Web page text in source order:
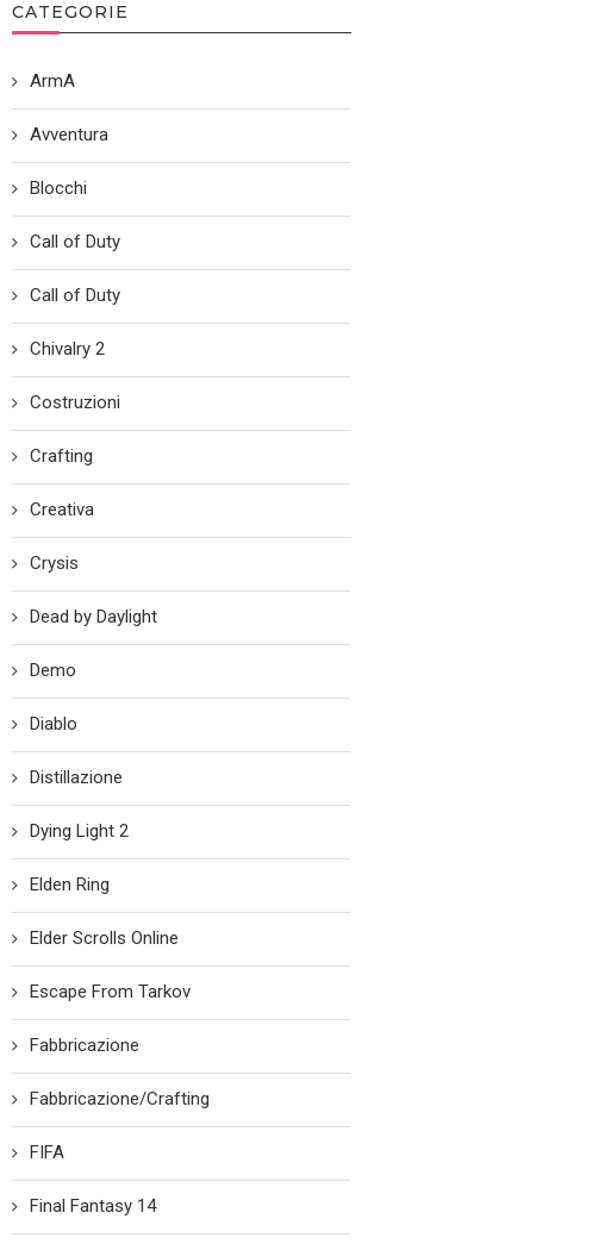
CATEGORIE
ArmA
Avventura
Blocchi
Call of Duty
Call of Duty
Chivalry 2
Costruzioni
Crafting
Creativa
Crysis
Dead by Daylight
Demo
Diablo
Distillazione
Dying Light 2
Elden Ring
Elder Scrolls Online
Escape From Tarkov
Fabbricazione
Fabbricazione/Crafting
FIFA
Final Fantasy 14